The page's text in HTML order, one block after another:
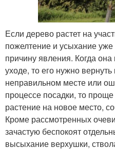
Если дерево растет на
пожелтение и усыхание
причину явления. Когда она
уходе, то его нужно
неправильном месте или
процессе посадки, то
растение на новое место,
Кроме рассмотренных
зачастую беспокоят
высыхание верхушки,